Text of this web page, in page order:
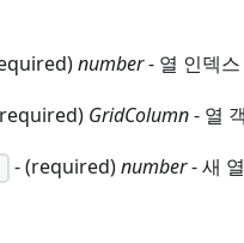
number- 열 인덱스
GridColumn- 열
- (required)number- 새